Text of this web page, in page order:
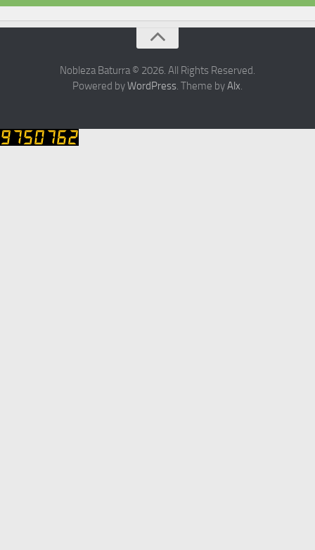
Nobleza Baturra © 2026. All Rights Reserved.
Powered byWordPress. Theme byAlx.